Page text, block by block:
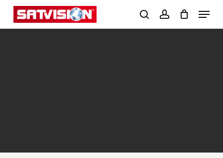
Skip
search
Menu